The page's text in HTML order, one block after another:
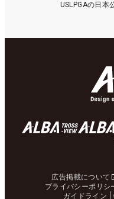
USLPGAの日本
広告掲載について
プライバシーポリシ
ガイドライン